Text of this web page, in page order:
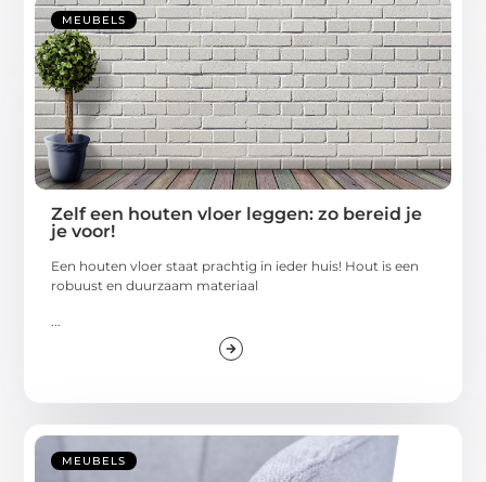
MEUBELS
Zelf een houten vloer leggen: zo bereid je
je voor!
Een houten vloer staat prachtig in ieder huis! Hout is een
robuust en duurzaam materiaal
MEUBELS